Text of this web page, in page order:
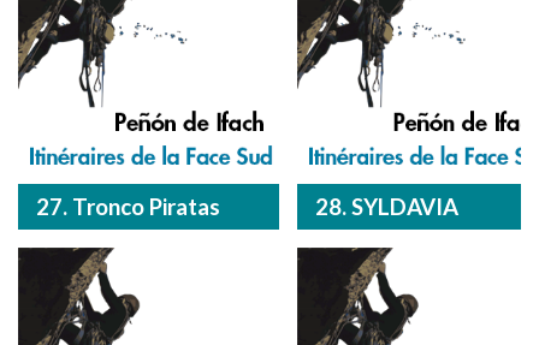
27. Tronco Piratas 28. SYLDAVIA